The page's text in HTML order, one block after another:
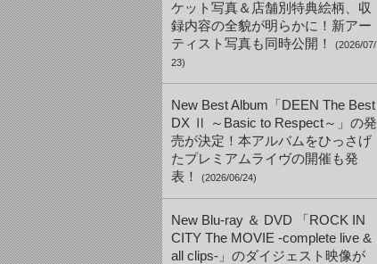
ケット写真＆店舗別特典絵柄、収
録内容の全貌が明らかに！新アー
ティスト写真も同時公開！
(2026/07/
23)
New Best Album「DEEN The Best
DX Ⅱ ～Basic to Respect～」の発
売が決定！本アルバムをひっさげ
たプレミアムライヴの開催も発
表！
(2026/06/24)
New Blu-ray ＆ DVD 「ROCK IN
CITY The MOVIE -complete live &
all clips-」のダイジェスト映像が